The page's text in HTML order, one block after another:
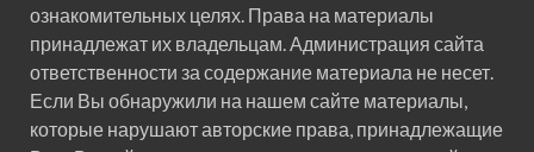
ознакомительных целях. Права на материалы
принадлежат их владельцам. Администрация сайта
ответственности за содержание материала не несет.
Если Вы обнаружили на нашем сайте материалы,
которые нарушают авторские права, принадлежащие